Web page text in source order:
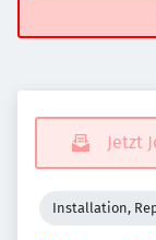
Jetzt
Installation,